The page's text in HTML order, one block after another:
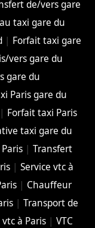
de/vers gare
taxi gare du
| Forfait taxi gare
vers gare du
gare du
Paris gare du
| Forfait taxi Paris
taxi gare du
| Transfert
|Service vtc à
| Chauffeur
|Transport de
à Paris| VTC